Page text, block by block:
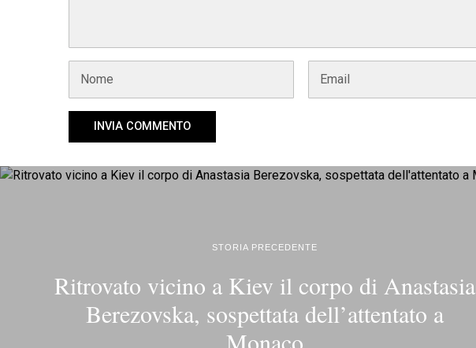
STORIA PRECEDENTE
Ritrovato vicino a Kiev il corpo di Anastasia
Berezovska, sospettata dell’attentato a
Monaco